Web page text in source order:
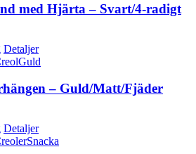
med Hjärta – Svart/4-radigt
Detaljer
– Guld/Matt/Fjäder
Detaljer